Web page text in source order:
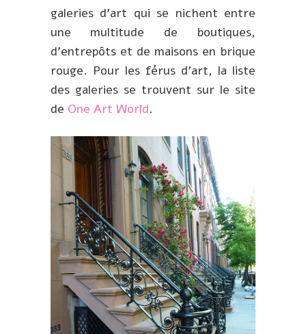
galeries d’art qui se nichent entre
une multitude de boutiques,
d’entrepôts et de maisons en brique
rouge. Pour les férus d’art, la liste
des galeries se trouvent sur le site
de One Art World.